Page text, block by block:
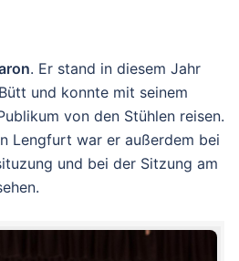
. Er stand in diesem Jahr
und konnte mit seinem
von den Stühlen reisen.
Lengfurt war er außerdem bei
und bei der Sitzung am